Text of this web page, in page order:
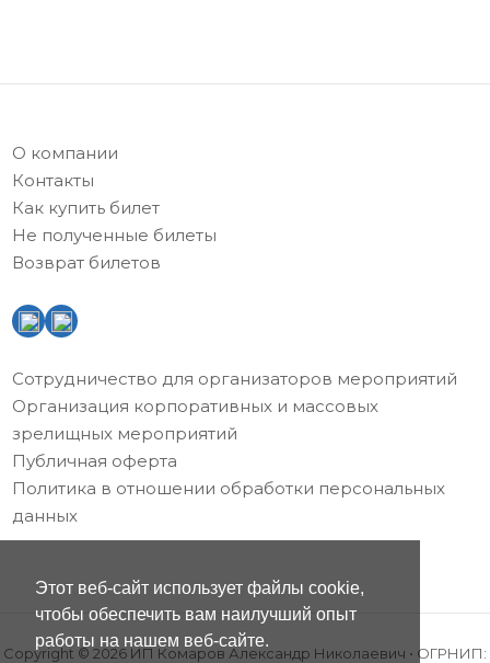
О компании
Контакты
Как купить билет
Не полученные билеты
Возврат билетов
Сотрудничество для организаторов мероприятий
Организация корпоративных и массовых
зрелищных мероприятий
Публичная оферта
Политика в отношении обработки персональных
данных
Copyright © 2026 ИП Комаров Александр Николаевич • ОГРНИП:
Этот веб-сайт использует файлы cookie,
чтобы обеспечить вам наилучший опыт
работы на нашем веб-сайте.